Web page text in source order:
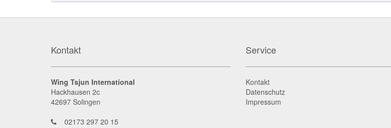
Kontakt
Wing Tsjun International
Hackhausen 2c
42697 Solingen
02173 297 20 15
Service
Kontakt
Datenschutz
Impressum